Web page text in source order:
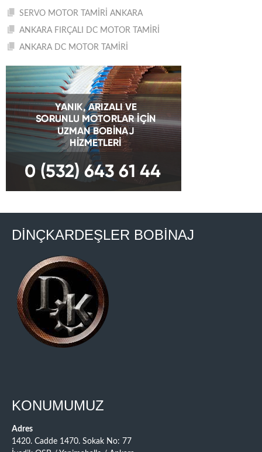
SERVO MOTOR TAMİRİ ANKARA
ANKARA FIRÇALI DC MOTOR TAMİRİ
ANKARA DC MOTOR TAMİRİ
DİNÇKARDEŞLER BOBİNAJ
KONUMUMUZ
Adres
1420. Cadde 1470. Sokak No: 77